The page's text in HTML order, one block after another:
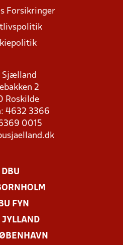
Forsikringer
Sjælland
2
Roskilde
4632 3366
0015
DBU
FYN
JYLLAND